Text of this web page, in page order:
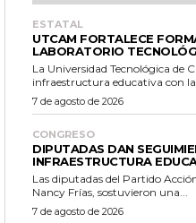
ESTATAL
UTCAM FORTALECE
LABORATORIO
La Universidad Tecnológica de
infraestructura educativa con
7 de agosto de 2026
CONGRESO
DIPUTADAS DAN
INFRAESTRUCTURA
Las diputadas del Partido
Nancy Frías, sostuvieron una...
7 de agosto de 2026